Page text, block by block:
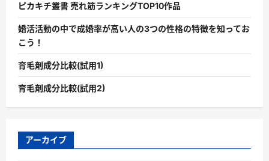
ピカキチ叢書 売れ筋ランキングTOP10作品
婚活活動の中で成婚率が高い人の3つの性格の特徴を知ってお
こう！
育毛剤成分比較(試用1)
育毛剤成分比較(試用2)
アーカイブ